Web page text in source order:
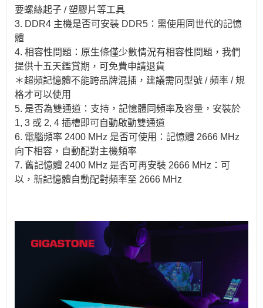
要螺絲起子 / 塑膠片等工具
3. DDR4 主機是否可安裝 DDR5：需使用同世代的記憶
體
4. 相容性問題：原生條僅少數情況有相容性問題，我們
提供十五天鑑賞期，可免費申請退貨
＊超頻記憶體不能跨品牌混插，建議需同型號 / 頻率 / 規
格才可以使用
5. 是否為雙通道：支持，記憶體同頻率及容量，安裝於
1, 3 或 2, 4 插槽即可自動啟動雙通道
6. 電腦頻率 2400 MHz 是否可使用：記憶體 2666 MHz
向下相容，自動配對主機頻率
7. 舊記憶體 2400 MHz 是否可再安裝 2666 MHz：可
以，新記憶體自動配對頻率至 2666 MHz